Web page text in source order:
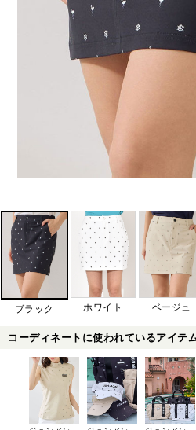
ブラック ホワイト ベージュ
コーディネートに使われているアイテ